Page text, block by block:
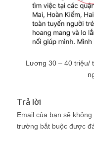
Lương 30 – 40 triệu/
Trả lời
Email của bạn sẽ
trường bắt buộc được